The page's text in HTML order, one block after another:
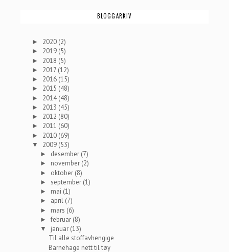
BLOGGARKIV
► 2020 (2)
► 2019 (5)
► 2018 (5)
► 2017 (12)
► 2016 (15)
► 2015 (48)
► 2014(48)
► 2013 (45)
► 2012 (80)
► 2011 (60)
► 2010 (69)
▼ 2009 (53)
► desember (7)
► november (2)
► oktober (8)
► september (1)
► mai (1)
► april (7)
► mars (6)
►februar (8)
▼ januar (13)
Til alle stoffavhengige
Barnehage nett til tøy